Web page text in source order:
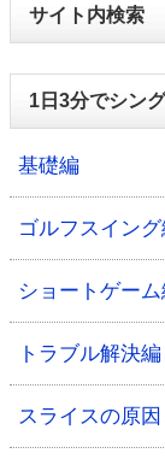
サイト内検索
1日3分でシン
基礎編
ゴルフスイング
ショートゲーム
トラブル解決編
スライスの原